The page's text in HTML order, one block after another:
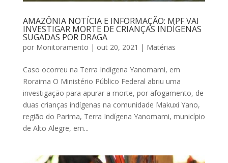
AMAZÔNIA NOTÍCIA E INFORMAÇÃO: MPF VAI
INVESTIGAR MORTE DE CRIANÇAS INDÍGENAS
SUGADAS POR DRAGA
por Monitoramento | out 20, 2021 | Matérias
Caso ocorreu na Terra Indígena Yanomami, em
Roraima O Ministério Público Federal abriu uma
investigação para apurar a morte, por afogamento, de
duas crianças indígenas na comunidade Makuxi Yano,
região do Parima, Terra Indígena Yanomami, município
de Alto Alegre, em...